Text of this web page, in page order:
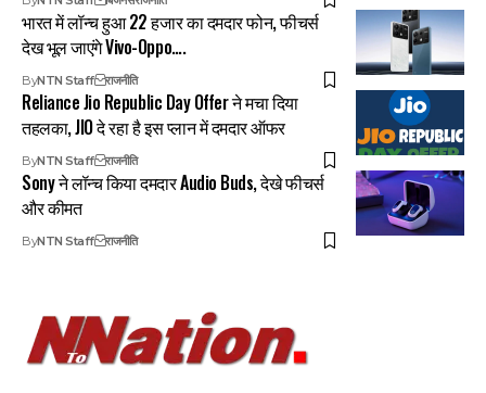
भारत में लॉन्च हुआ 22 हजार का दमदार फोन, फीचर्स
देख भूल जाएंगे Vivo-Oppo….
ByNTN Staff राजनीति
Reliance Jio Republic Day Offer ने मचा दिया
तहलका, JIO दे रहा है इस प्लान में दमदार ऑफर
ByNTN Staff राजनीति
Sony ने लॉन्च किया दमदार Audio Buds, देखे फीचर्स
और कीमत
ByNTN Staff राजनीति